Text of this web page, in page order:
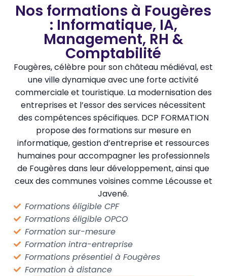
Nos formations à Fougères
: Informatique, IA,
Management, RH &
Comptabilité
Fougères, célèbre pour son château médiéval, est
une ville dynamique avec une forte activité
commerciale et touristique. La modernisation des
entreprises et l’essor des services nécessitent
des compétences spécifiques. DCP FORMATION
propose des formations sur mesure en
informatique, gestion d’entreprise et ressources
humaines pour accompagner les professionnels
de Fougères dans leur développement, ainsi que
ceux des communes voisines comme Lécousse et
Javené.
Formations éligible CPF
Formations éligible OPCO
Formation sur-mesure
Formation intra-entreprise
Formations présentiel à Fougères
Formation à distance